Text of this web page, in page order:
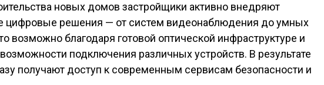
новых домов застройщики активно внедряют
цифровые решения — от систем видеонаблюдения до умных
возможно благодаря готовой оптической инфраструктуре и
подключения различных устройств. В результате
получают доступ к современным сервисам безопасности и